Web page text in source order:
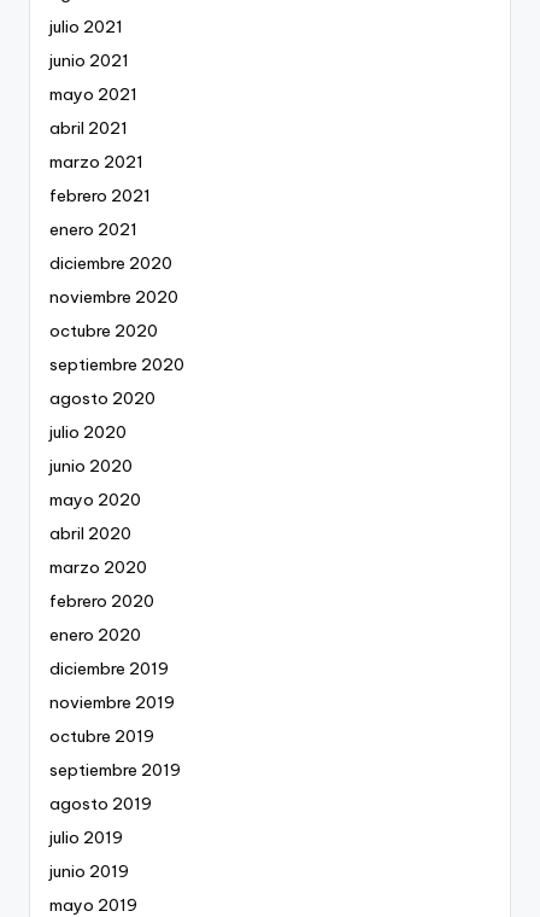
julio 2021
junio 2021
mayo 2021
abril 2021
marzo 2021
febrero 2021
enero 2021
diciembre 2020
noviembre 2020
octubre 2020
septiembre 2020
agosto 2020
julio 2020
junio 2020
mayo 2020
abril 2020
marzo 2020
febrero 2020
enero 2020
diciembre 2019
noviembre 2019
octubre 2019
septiembre 2019
agosto 2019
julio 2019
junio 2019
mayo 2019